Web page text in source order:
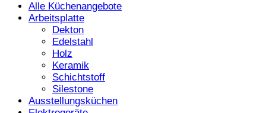
Alle Küchenangebote
Arbeitsplatte
Dekton
Edelstahl
Holz
Keramik
Schichtstoff
Silestone
Ausstellungsküchen